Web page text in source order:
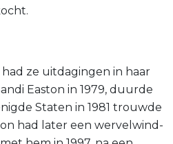
ze uitdagingen in haar
Easton in 1979, duurde
Staten in 1981 trouwde
had later een wervelwind-